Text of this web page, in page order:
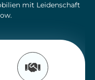
mit Leidenschaft